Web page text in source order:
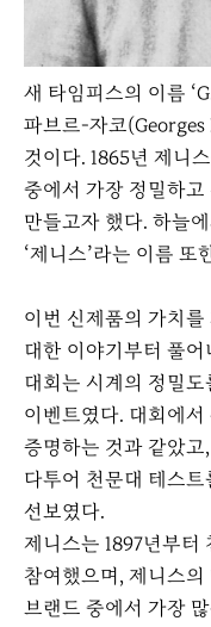
새 타임피스의 이름
파브르-자코
것이다. 1865년 제니
중에서 가장 정밀하고
만들고자 했다. 하늘
‘제니스’라는 이름
이번 신제품의 가치
대한 이야기부터 풀
대회는 시계의 정밀
이벤트였다. 대회에
증명하는 것과 같았
다투어 천문대 테스
선보였다.
제니스는 1897년부터
참여했으며, 제니스
브랜드 중에서 가장